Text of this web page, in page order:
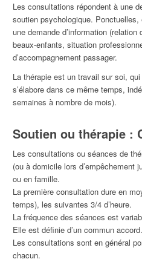
Les consultations répondent à une
soutien psychologique.
une demande d’information
beaux-enfants, situation
d’accompagnement passager.
La thérapie est un travail sur soi,
s’élabore dans ce même temps,
semaines à nombre de mois).
Soutien ou thérapie :
Les consultations ou séances de
(ou à domicile lors d’empêchement
ou en famille.
La première consultation dure en
temps), les suivantes 3/4 d’heure.
La fréquence des séances est
Elle est définie d’un commun accord.
Les consultations sont en général
chacun.